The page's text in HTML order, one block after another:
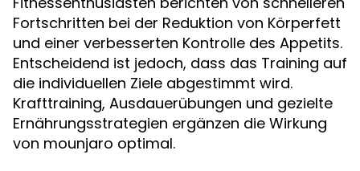
Fortschritten bei der Reduktion von Körperfett
und einer verbesserten Kontrolle des Appetits.
Entscheidend ist jedoch, dass das Training auf
die individuellen Ziele abgestimmt wird.
Krafttraining, Ausdauerübungen und gezielte
Ernährungsstrategien ergänzen die Wirkung
von mounjaro optimal.